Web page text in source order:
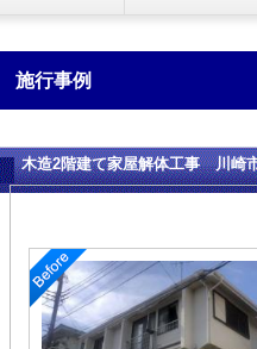
施行事例
木造2階建て家屋解体工事 川崎